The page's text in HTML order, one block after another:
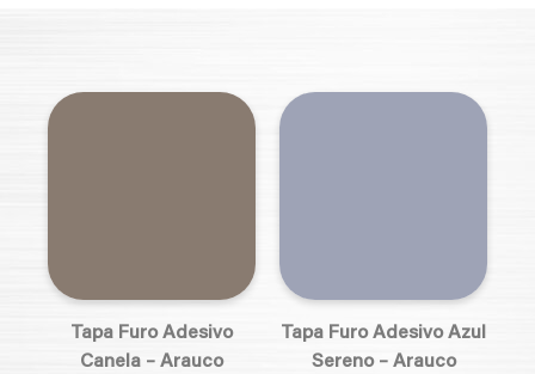
Tapa Furo Adesivo
Canela – Arauco
Tapa Furo Adesivo Azul
Sereno – Arauco